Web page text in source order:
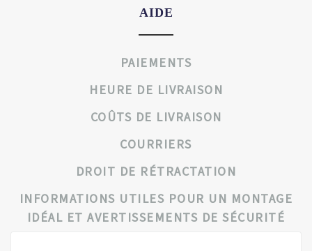
AIDE
PAIEMENTS
HEURE DE LIVRAISON
COÛTS DE LIVRAISON
COURRIERS
DROIT DE RÉTRACTATION
INFORMATIONS UTILES POUR UN MONTAGE
IDÉAL ET AVERTISSEMENTS DE SÉCURITÉ